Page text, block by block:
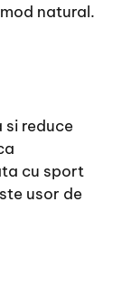
natural.
reduce
cu sport
usor de